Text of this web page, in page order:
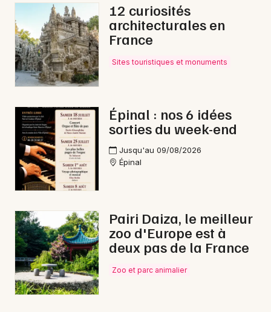
Sorties & loisirs
Marche gourmande dans les Vosges
Marche gourmande en Lorraine
Marche gourmande dans le Grand Est
Newsletter des sorties
Artistes en tournée
Actus à Épinal
Magazine à Épinal
12 curiosités
architecturales en
France
Sites touristiques et monuments
Épinal : nos 6 idées
sorties du week-end
Jusqu'au 09/08/2026
Épinal
Pairi Daiza, le meilleur
zoo d'Europe est à
deux pas de la France
Zoo et parc animalier